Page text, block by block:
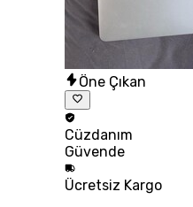
Öne Çıkan
Cüzdanım
Güvende
Ücretsiz Kargo